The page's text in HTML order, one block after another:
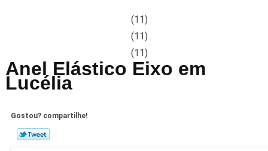
(11)
(11)
(11)
Anel Elástico Eixo em
Lucélia
Gostou? compartilhe!